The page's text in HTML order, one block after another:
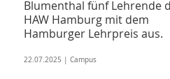
Blumenthal fünf Lehrende
HAW Hamburg mit dem
Hamburger Lehrpreis aus.
22.07.2025 | Campus